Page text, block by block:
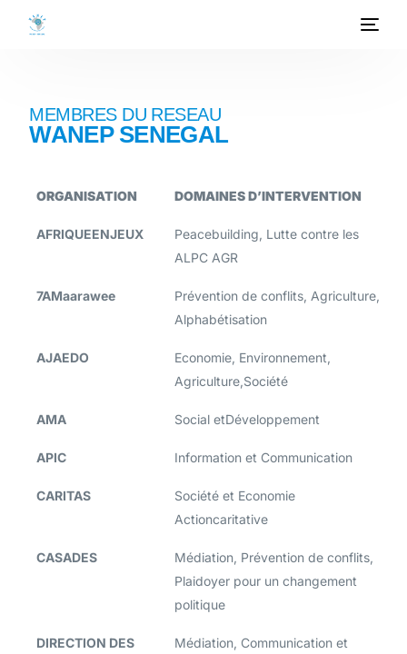
MEMBRES DU RESEAU
WANEP SENEGAL
ORGANISATION DOMAINES D’INTERVENTION
AFRIQUEENJEUX
Peacebuilding, Lutte contre les
ALPC AGR
7AMaarawee
Prévention de conflits, Agriculture,
Alphabétisation
AJAEDO
Economie, Environnement,
Agriculture,Société
AMA Social etDéveloppement
APIC Information et Communication
CARITAS
Société et Economie
Actioncaritative
CASADES
Médiation, Prévention de conflits,
Plaidoyer pour un changement
politique
DIRECTION DES
Médiation, Communication et
A PROPOS
MEDIATHEQUE